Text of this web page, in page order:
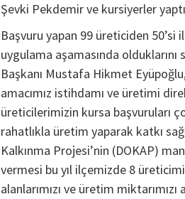
Şevki Pekdemir ve kursiyerler
Başvuru yapan 99 üreticiden 50’si
uygulama aşamasında
Başkanı Mustafa Hikmet
amacımız istihdamı ve üretimi
üreticilerimizin kursa başvuruları
rahatlıkla üretim yaparak katkı
Kalkınma Projesi’nin (DOKAP)
vermesi bu yıl ilçemizde 8
alanlarımızı ve üretim